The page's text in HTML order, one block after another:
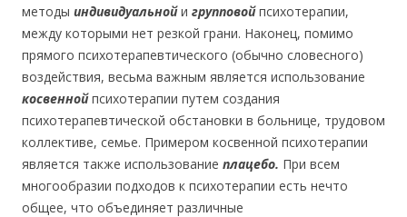
методы индивидуальнойи групповойпсихотерапии,
между которыми нет резкой грани. Наконец, помимо
прямого психотерапевтического (обычно словесного)
воздействия, весьма важным является использование
косвеннойпсихотерапии путем создания
психотерапевтической обстановки в больнице, трудовом
коллективе, семье. Примером косвенной психотерапии
является также использование плацебо. При всем
многообразии подходов к психотерапии есть нечто
общее, что объединяет различные